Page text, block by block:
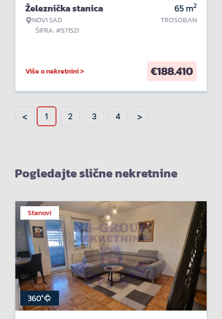
Železnička stanica
NOVI SAD
ŠIFRA: #571521
65m2
TROSOBAN
Više o nekretnini > €188.410
< 1 2 3 4 >
Pogledajte slične nekretnine
Stanovi
360°